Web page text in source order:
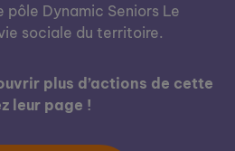
Dynamic Seniors Le
sociale du territoire.
plus d’actions de cette
leur page !